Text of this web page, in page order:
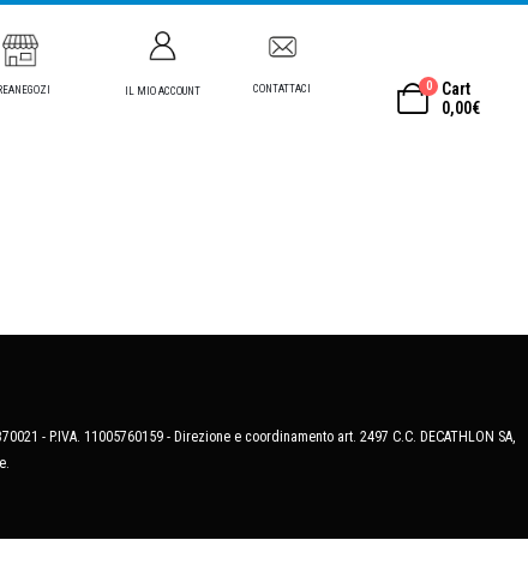
IL MIO ACCOUNT CONTATTACI 0
Cart
0,00€
- P.IVA. 11005760159 - Direzione e coordinamento art. 2497 C.C. DECATHLON SA,